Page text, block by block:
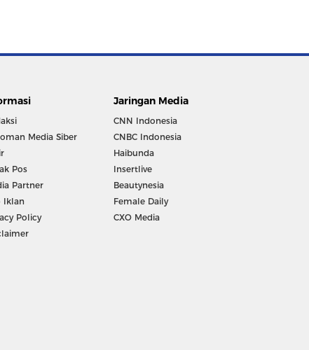
Media Siber
Pos
Partner
Iklan
Policy
Jaringan Media
CNN Indonesia
CNBC Indonesia
Haibunda
Insertlive
Beautynesia
Female Daily
CXO Media